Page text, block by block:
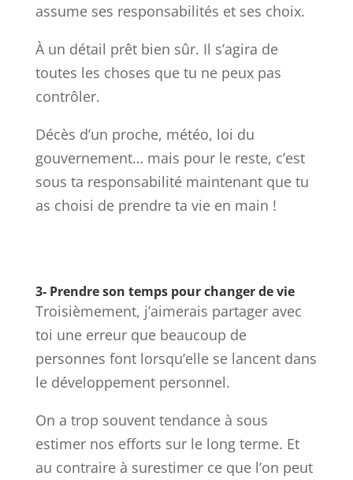
assume ses responsabilités et ses choix.
À un détail prêt bien sûr. Il s’agira de
toutes les choses que tu ne peux pas
contrôler.
Décès d’un proche, météo, loi du
gouvernement… mais pour le reste, c’est
sous ta responsabilité maintenant que tu
as choisi de prendre ta vie en main !
3- Prendre son temps pour changer de vie
Troisièmement, j’aimerais partager avec
toi une erreur que beaucoup de
personnes font lorsqu’elle se lancent dans
le développement personnel.
On a trop souvent tendance à sous
estimer nos efforts sur le long terme. Et
au contraire à surestimer ce que l’on peut